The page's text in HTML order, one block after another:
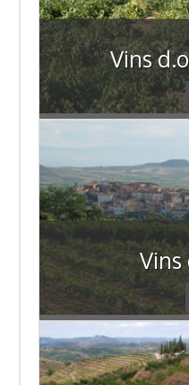
Vins
Vins